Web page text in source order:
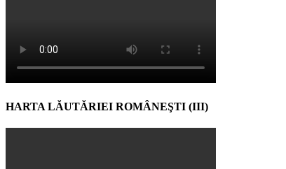
HARTA LĂUTĂRIEI ROMÂNEŞTI (III)